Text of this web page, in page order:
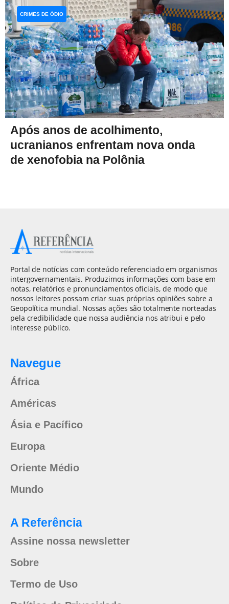
Após anos de acolhimento,
ucranianos enfrentam nova onda
de xenofobia na Polônia
CRIMES DE ÓDIO
Portal de notícias com conteúdo referenciado em organismos
intergovernamentais. Produzimos informações com base em
notas, relatórios e pronunciamentos oficiais, de modo que
nossos leitores possam criar suas próprias opiniões sobre a
Geopolítica mundial. Nossas ações são totalmente norteadas
pela credibilidade que nossa audiência nos atribui e pelo
interesse público.
Navegue
África
Américas
Ásia e Pacífico
Europa
Oriente Médio
Mundo
A Referência
Assine nossa newsletter
Sobre
Termo de Uso